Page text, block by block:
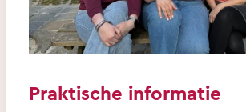
Praktische informatie